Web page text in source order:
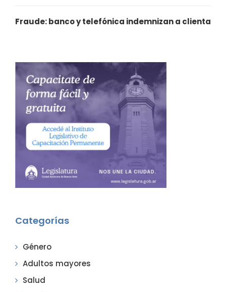
Fraude: banco y telefónica indemnizan a clienta
Categorías
Género
Adultos mayores
Salud